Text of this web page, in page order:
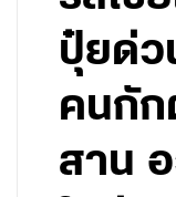
ปุ๋ยด่ว
คนกั
สาน